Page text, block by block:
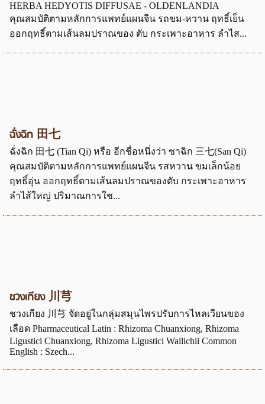
HERBA HEDYOTIS DIFFUSAE - OLDENLANDIA
คุณสมบัติตามหลักการแพทย์แผนจีน รถขม-หวาน ฤทธิ์เย็น
ออกฤทธิ์ตามเส้นลมปราณของ ตับ กระเพาะอาหาร ลำไส...
ฉั่งฉิก 田七
ฉั่งฉิก 田七 (Tian Qi) หรือ อีกชื่อหนึ่งว่า ซาฉิก 三七(San Qi)
คุณสมบัติตามหลักการแพทย์แผนจีน รสหวาน ขมเล็กน้อย
ฤทธิ์อุ่น ออกฤทธิ์ตามเส้นลมปราณของตับ กระเพาะอาหาร
ลำไส้ใหญ่ ปริมาณการใช...
ชวงเกียง 川芎
ชวงเกียง 川芎 จัดอยู่ในกลุ่มสมุนไพรปรับการไหลเวียนของ
เลือด Pharmaceutical Latin : Rhizoma Chuanxiong, Rhizoma
Ligustici Chuanxiong, Rhizoma Ligustici Wallichii Common
English : Szech...